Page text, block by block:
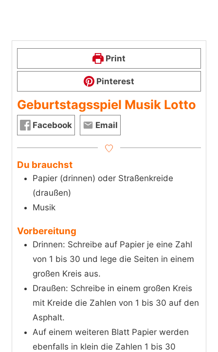
Print
Pinterest
Geburtstagsspiel Musik Lotto
Facebook Email
Du brauchst
Papier (drinnen) oder Straßenkreide
(draußen)
Musik
Vorbereitung
Drinnen: Schreibe auf Papier je eine Zahl
von 1 bis 30 und lege die Seiten in einem
großen Kreis aus.
Draußen: Schreibe in einem großen Kreis
mit Kreide die Zahlen von 1 bis 30 auf den
Asphalt.
Auf einem weiteren Blatt Papier werden
ebenfalls in klein die Zahlen 1 bis 30